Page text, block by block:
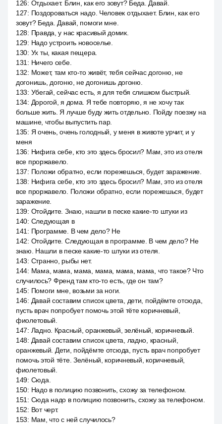
126: Отдыхает. Блин, как его зовут? Беда. Давай.
127: Поздороваться надо. Человек отдыхает. Блин, как его
зовут? Беда. Давай, помоги мне.
128: Правда, у нас красивый домик.
129: Надо устроить новоселье.
130: Ух ты, какая пещера.
131 : Ничего себе.
132: Может, там кто-то живёт, тебя сейчас догоню, не
догонишь, догоню, не догонишь догоню.
133: Убегай, сейчас есть, я для тебя слишком быстрый.
134: Дорогой, я дома. Я тебе повторяю, я не хочу так
больше жить. Я лучше буду жить отдельно. Пойду поезжу на
машине, чтобы выпустить пар.
135: Я очень, очень голодный, у меня в животе урчит, и у
меня
136: Нифига себе, кто это здесь бросил? Мам, это из отеля
все проржавело.
137: Положи обратно, если порежешься, будет заражение.
138: Нифига себе, кто это здесь бросил? Мам, это из отеля
все проржавело. Положи обратно, если порежешься, будет
заражение.
139: Отойдите. Знаю, нашли в песке какие-то штуки из
140: Следующая в
141 : Программе. В чем дело? Не
142: Отойдите. Следующая в программе. В чем дело? Не
знаю. Нашли в песке какие-то штуки из отеля.
143: Странно, рыбы нет.
144: Мама, мама, мама, мама, мама, мама, что такое? Что
случилось? Френд там кто-то есть, где он там?
145: Помоги мне, возьми за ноги.
146: Давай составим список цвета, дети, пойдёмте отсюда,
пусть врач попробует помочь этой тёте коричневый,
фиолетовый.
147: Ладно. Красный, оранжевый, зелёный, коричневый.
148: Давай составим список цвета, ладно, красный,
оранжевый. Дети, пойдёмте отсюда, пусть врач попробует
помочь этой тёте. Зелёный, коричневый, коричневый,
фиолетовый.
149: Сюда.
150: Надо в полицию позвонить, схожу за телефоном.
151 : Сюда надо в полицию позвонить, схожу за телефоном.
152: Вот черт.
153: Мам, что с ней случилось?